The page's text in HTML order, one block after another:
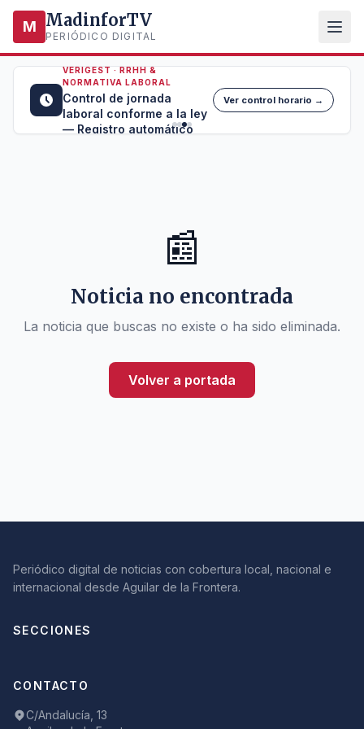
M MadinforTV
PERIÓDICO DIGITAL
VERIGEST · RRHH &
NORMATIVA LABORAL
Control de jornada
laboral conforme a la ley
— Registro automático
Ver control horario →
📰
Noticia no encontrada
La noticia que buscas no existe o ha sido eliminada.
Volver a portada
Periódico digital de noticias con cobertura local, nacional e
internacional desde Aguilar de la Frontera.
SECCIONES
CONTACTO
C/Andalucía, 13